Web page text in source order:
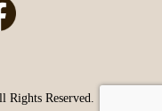
Reserved.